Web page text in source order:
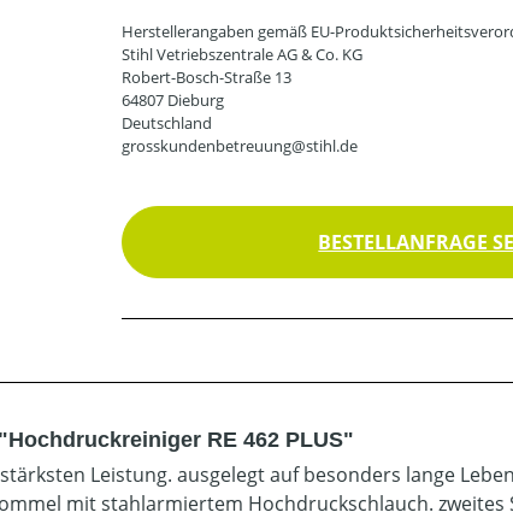
Herstellerangaben gemäß EU-
Stihl Vetriebszentrale AG & Co. KG
Robert-Bosch-Straße 13
64807 Dieburg
Deutschland
grosskundenbetreuung@stihl.de
BESTELLANFRAGE
RE 462 PLUS"
Leistung. ausgelegt auf besonders lange
mit stahlarmiertem Hochdruckschlauch.